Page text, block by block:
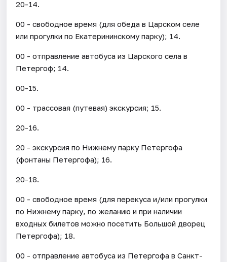
20-14.
00 - свободное время (для обеда в Царском селе
или прогулки по Екатерининскому парку); 14.
00 - отправление автобуса из Царского села в
Петергоф; 14.
00-15.
00 - трассовая (путевая) экскурсия; 15.
20-16.
20 - экскурсия по Нижнему парку Петергофа
(фонтаны Петергофа); 16.
20-18.
00 - свободное время (для перекуса и/или прогулки
по Нижнему парку, по желанию и при наличии
входных билетов можно посетить Большой дворец
Петергофа); 18.
00 - отправление автобуса из Петергофа в Санкт-